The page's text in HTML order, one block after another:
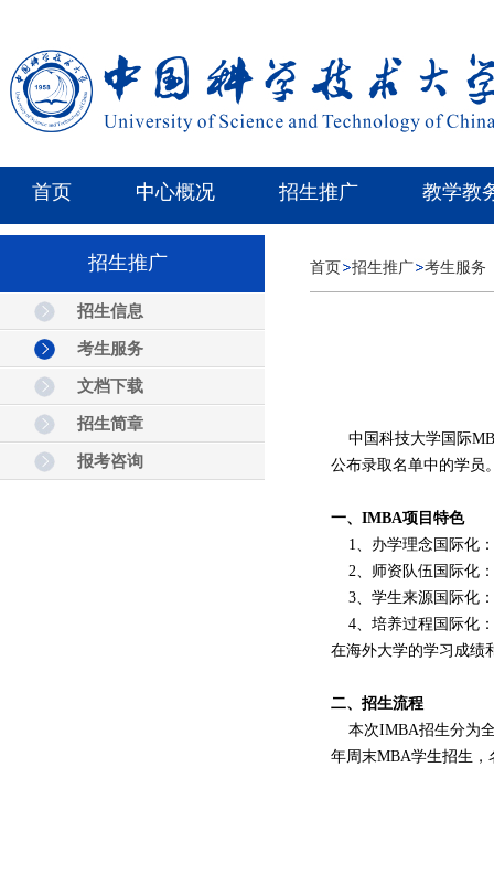
首页 中心概况 招生推广 教学教
招生推广
招生信息
考生服务
文档下载
招生简章
报考咨询
首页 招生推广 考生服务
中国科技大学国际
公布录取名单中的学员
一、IMBA项目特色
1、办学理念国际化
2、师资队伍国际化：
3、学生来源国际化
4、培养过程国际化：
在海外大学的学习成绩
二、招生流程
本次IMBA招生分为全
年周末MBA学生招生，